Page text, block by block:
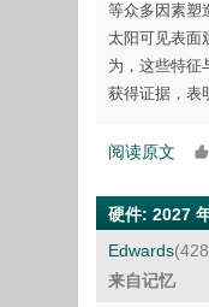
等众多因素塑
太阳可见表面
为，这些特征
获得证据，表
阅读原文
硬件: 2027
Edwards
来自记忆